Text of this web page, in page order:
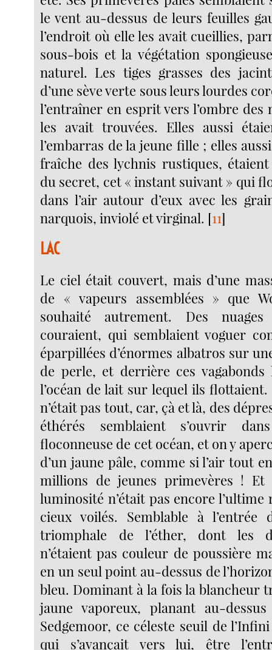
le vent au-dessus de leurs feuilles
l’endroit où elle les avait cueillies,
sous-bois et la végétation
naturel. Les tiges grasses des
d’une sève verte sous leurs lourdes
l’entraîner en esprit vers l’ombre des
les avait trouvées. Elles aussi
l’embarras de la jeune fille ; elles
fraîche des lychnis rustiques, étaient
du secret, cet « instant suivant » qui
dans l’air autour d’eux avec les
narquois, inviolé et virginal. [11]
LAC
Le ciel était couvert, mais d’une
de « vapeurs assemblées » que
souhaité autrement. Des
couraient, qui semblaient voguer
éparpillées d’énormes albatros sur
de perle, et derrière ces vagabonds
l’océan de lait sur lequel ils
n’était pas tout, car, çà et là, des
éthérés semblaient s’ouvrir
floconneuse de cet océan, et on y
d’un jaune pâle, comme si l’air tout
millions de jeunes primevères ! Et
luminosité n’était pas encore l’ultime
cieux voilés. Semblable à l’entrée
triomphale de l’éther, dont les
n’étaient pas couleur de poussière
en un seul point au-dessus de
bleu. Dominant à la fois la blancheur
jaune vaporeux, planant au-
Sedgemoor, ce céleste seuil de
qui s’avançait vers lui, être